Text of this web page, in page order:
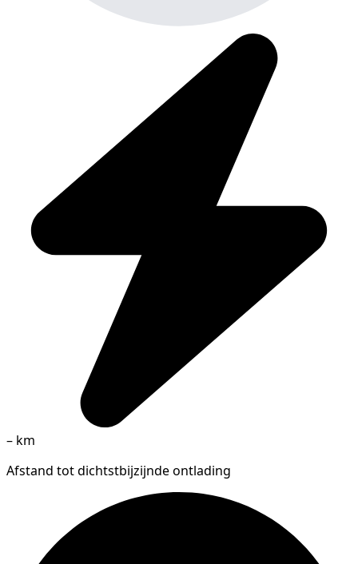
– km
Afstand tot dichtstbijzijnde ontlading